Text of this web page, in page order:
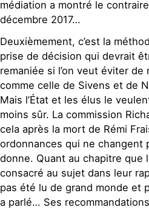
médiation a montré le
décembre 2017…
Deuxièmement, c’est la
prise de décision qui devrait
remaniée si l’on veut éviter de
comme celle de Sivens et de
Mais l’État et les élus le
moins sûr. La commission
cela après la mort de Rémi
ordonnances qui ne changent
donne. Quant au chapitre que
consacré au sujet dans leur
pas été lu de grand monde et
a parlé… Ses